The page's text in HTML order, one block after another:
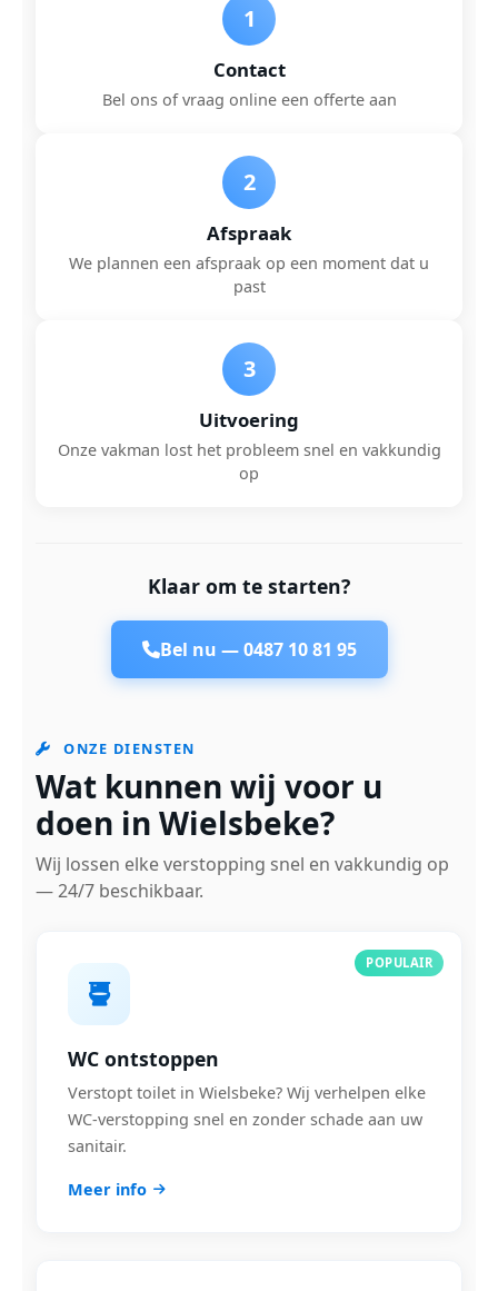
1
Contact
Bel ons of vraag online een offerte aan
2
Afspraak
We plannen een afspraak op een moment dat u
past
3
Uitvoering
Onze vakman lost het probleem snel en vakkundig
op
Klaar om te starten?
Bel nu —0487 10 81 95
ONZE DIENSTEN
Wat kunnen wij voor u
doen in Wielsbeke?
Wij lossen elke verstopping snel en vakkundig op
— 24/7 beschikbaar.
POPULAIR
WC ontstoppen
Verstopt toilet in Wielsbeke? Wij verhelpen elke
WC-verstopping snel en zonder schade aan uw
sanitair.
Meer info